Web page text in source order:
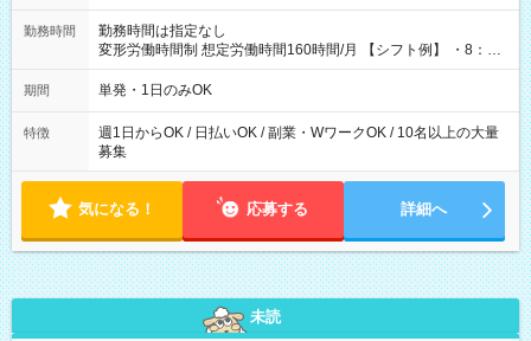
勤務時間
勤務時間は指定なし
変形労働時間制 想定労働時間160時間/月 【シフト例】 ・8：00
～21：00
期間 単発・1日のみOK
特徴
週1日からOK / 日払いOK / 副業・WワークOK / 10名以上の大量
募集
気になる！ 応募する 詳細へ
未読